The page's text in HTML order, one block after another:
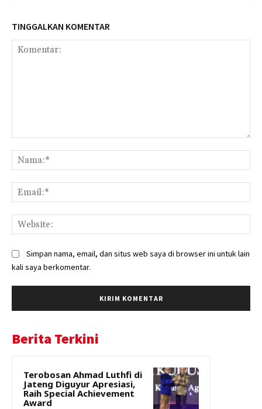
TINGGALKAN KOMENTAR
Simpan nama, email, dan situs web saya di browser ini untuk lain
kali saya berkomentar.
Berita Terkini
Terobosan Ahmad Luthfi di
Jateng Diguyur Apresiasi,
Raih Special Achievement
Award